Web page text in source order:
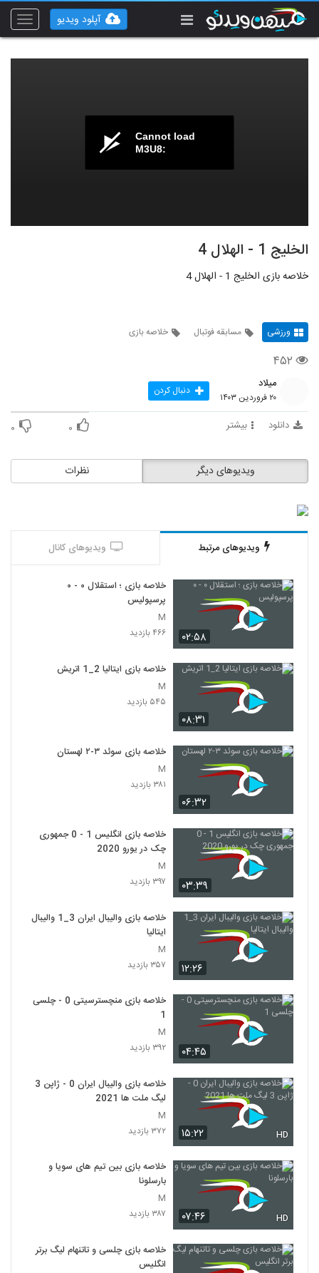
Toggle
آپلود ویدیو
Cannot load
M3U8:
الخلیج 1 - الهلال 4
خلاصه بازی الخلیج 1 - الهلال 4
ورزشی مسابقه فوتبال خلاصه بازی
۴۵۲
میلاد
۲۰ فروردین ۱۴۰۳ دنبال کردن
دانلود بیشتر ۰ ۰
نظرات ویدیوهای دیگر
ویدیوهای مرتبط ویدیوهای کانال
۰۲:۵۸
خلاصه بازی ؛ استقلال ۰ - ۰
پرسپولیس
M
۴۶۶ بازدید
۰۸:۳۱
خلاصه بازی ایتالیا 2_1 اتريش
M
۵۴۵ بازدید
۰۶:۳۲
خلاصه بازی سوئد ۳-۲ لهستان
M
۳۸۱ بازدید
۰۳:۳۹
خلاصه بازی انگلیس 1 - 0 جمهوری
چک در یورو 2020
M
۳۹۷ بازدید
۱۲:۲۶
خلاصه بازی والیبال ایران 3_1 والیبال
ایتالیا
M
۳۵۷ بازدید
۰۴:۴۵
خلاصه بازی منچسترسیتی 0 - چلسی
1
M
۳۹۲ بازدید
۱۵:۲۲ HD
خلاصه بازی والیبال ایران 0 - ژاپن 3
لیگ ملت ها 2021
M
۳۷۲ بازدید
۰۷:۴۶ HD
خلاصه بازی بین تیم های سویا و
بارسلونا
M
۳۸۷ بازدید
خلاصه بازی چلسی و تاتنهام لیگ برتر
انگلیس